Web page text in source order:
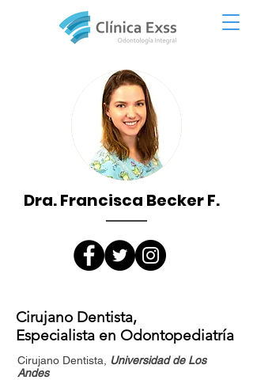
Dra. Francisca Becker F.
Cirujano Dentista,
Especialista en Odontopediatría
Cirujano Dentista, Universidad de Los
Andes